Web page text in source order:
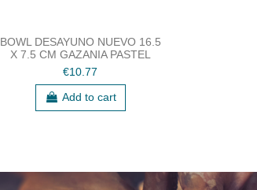
BOWL DESAYUNO NUEVO 16.5
X 7.5 CM GAZANIA PASTEL
€10.77
Add to cart